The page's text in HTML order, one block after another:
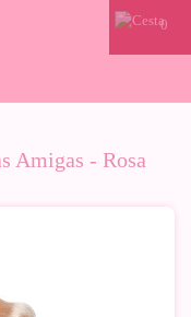
0
Amigas - Rosa